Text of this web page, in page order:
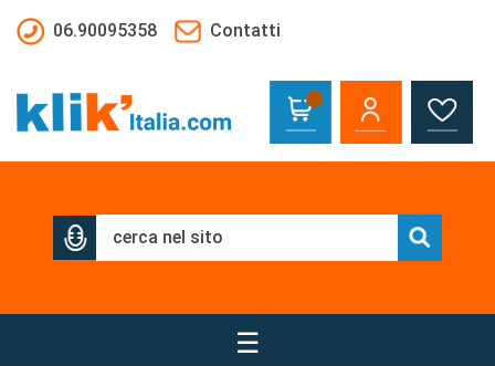
06.90095358
Contatti
☰